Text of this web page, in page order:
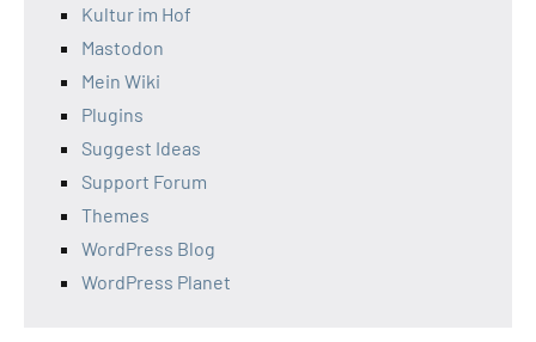
Kultur im Hof
Mastodon
Mein Wiki
Plugins
Suggest Ideas
Support Forum
Themes
WordPress Blog
WordPress Planet